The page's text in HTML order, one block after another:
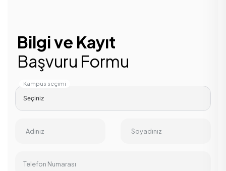
Bilgi ve Kayıt
Başvuru Formu
Kampüs seçimi
Adınız Soyadınız
Telefon Numarası